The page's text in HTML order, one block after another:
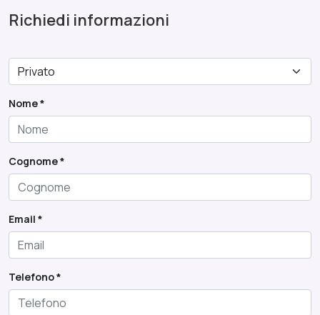
Richiedi informazioni
Nome *
Cognome *
Email *
Telefono *